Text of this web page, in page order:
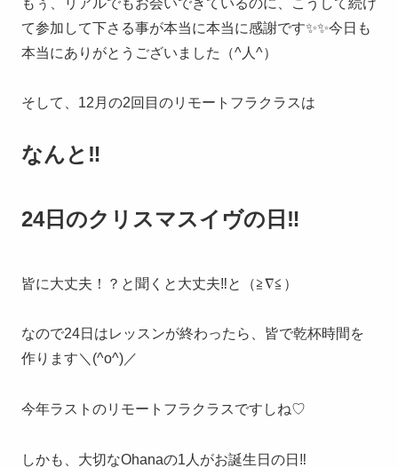
て参加して下さる事が本当に本当に感謝です✨✨今日も
本当にありがとうございました（^人^）
そして、12月の2回目のリモートフラクラスは
なんと‼︎
24日のクリスマスイヴの日‼️
皆に大丈夫！？と聞くと大丈夫‼︎と（≧∇≦）
なので24日はレッスンが終わったら、皆で乾杯時間を
作ります＼(^o^)／
今年ラストのリモートフラクラスですしね♡
しかも、大切なOhanaの1人がお誕生日の日‼︎